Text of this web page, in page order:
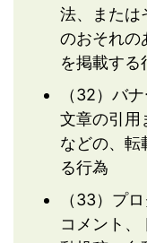
法、または
のおそれの
を掲載する
（32）バ
文章の引用
などの、転
る行為
（33）プ
コメント、